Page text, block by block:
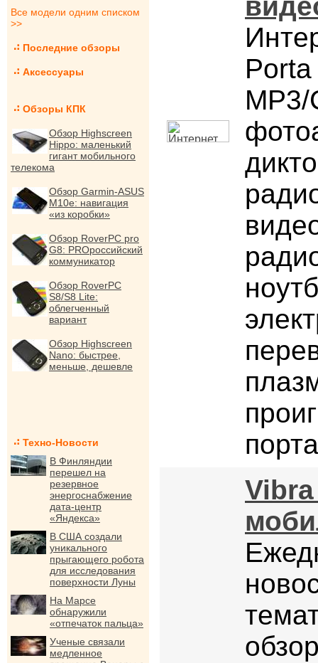
Все модели одним списком
>>
Последние обзоры
Аксессуары
Обзоры КПК
Обзор Highscreen
Hippo: маленький
гигант мобильного
телекома
Обзор Garmin-ASUS
M10e: навигация
«из коробки»
Обзор RoverPC pro
G8: PROроссийский
коммуникатор
Обзор RoverPC
S8/S8 Lite:
облегченный
вариант
Обзор Highscreen
Nano: быстрее,
меньше, дешевле
Техно-Новости
В Финляндии
перешел на
резервное
энергоснабжение
дата-центр
«Яндекса»
В США создали
уникального
прыгающего робота
для исследования
поверхности Луны
На Марсе
обнаружили
«отпечаток пальца»
Ученые связали
медленное